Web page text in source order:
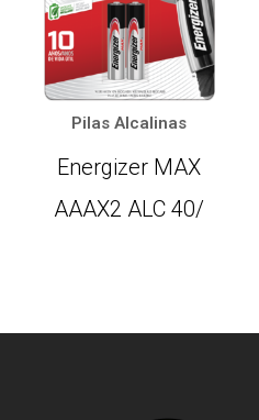
Pilas Alcalinas
Energizer MAX
AAAX2 ALC 40/